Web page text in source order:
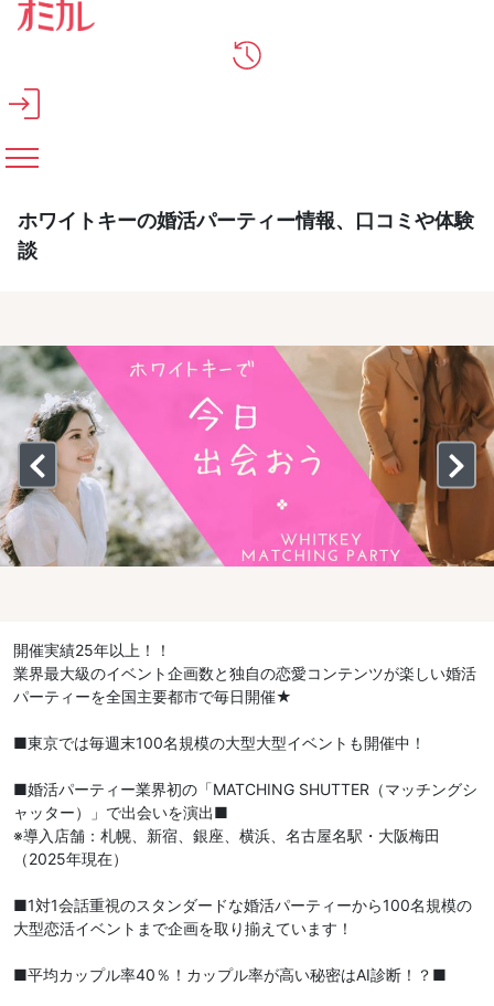
メインコンテンツへスキップ
ホワイトキーの婚活パーティー情報、口コミや体験
談
開催実績25年以上！！
業界最大級のイベント企画数と独自の恋愛コンテンツが楽しい婚活
パーティーを全国主要都市で毎日開催★
■東京では毎週末100名規模の大型大型イベントも開催中！
■婚活パーティー業界初の「MATCHING SHUTTER（マッチングシ
ャッター）」で出会いを演出■
※導入店舗：札幌、新宿、銀座、横浜、名古屋名駅・大阪梅田
（2025年現在）
■1対1会話重視のスタンダードな婚活パーティーから100名規模の
大型恋活イベントまで企画を取り揃えています！
■平均カップル率40％！カップル率が高い秘密はAI診断！？■